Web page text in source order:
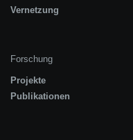
Vernetzung
Forschung
Projekte
Publikationen